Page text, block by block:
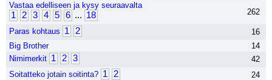
Vastaa edelliseen ja kysy seuraavalta
1 2 3 4 5 6 ... 18 262
Paras kohtaus 1 2
16
Big Brother
14
Nimimerkit 1 2 3
42
Soitatteko jotain soitinta? 1 2
24